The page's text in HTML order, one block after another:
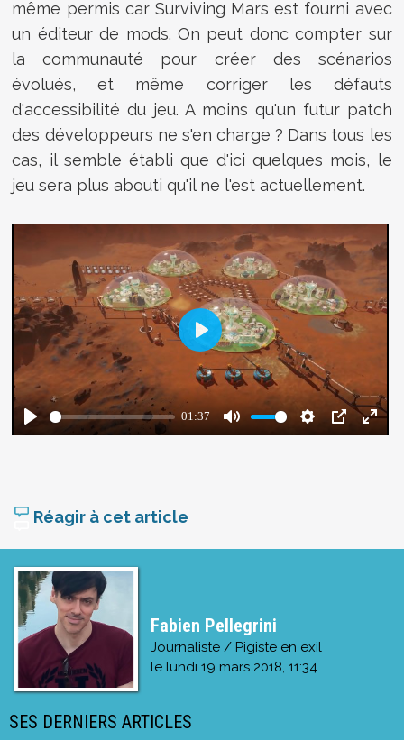
même permis car Surviving Mars est fourni avec
un éditeur de mods. On peut donc compter sur
la communauté pour créer des scénarios
évolués, et même corriger les défauts
d'accessibilité du jeu. A moins qu'un futur patch
des développeurs ne s'en charge ? Dans tous les
cas, il semble établi que d'ici quelques mois, le
jeu sera plus abouti qu'il ne l'est actuellement.
Réagir à cet article
Fabien Pellegrini
Journaliste / Pigiste en exil
le lundi 19 mars 2018, 11:34
SES DERNIERS ARTICLES